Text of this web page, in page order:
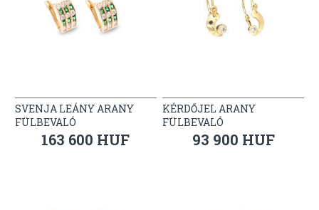
SVENJA LEÁNY ARANY
FÜLBEVALÓ
163 600 HUF
KÉRDŐJEL ARANY
FÜLBEVALÓ
93 900 HUF